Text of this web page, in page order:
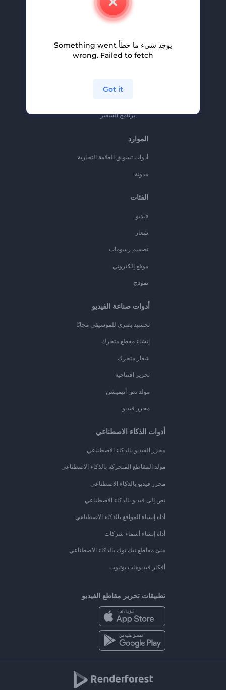
المساعدة والدعم
سياسة الخصوصية
برنامج السفير
الموارد
أدوات تسويق العلامة التجارية
مدونة
الفئات
فيديو
شعار
تصميم رسومات
موقع إلكتروني
نموذج
أدوات صناعة الفيديو
تجسيد بصري للموسيقى مجانًا
إنشاء مقطع متحرك
شعار متحرك
تحرير افتتاحية
مولد نص أنيميشن
محرر فيديو
أدوات الذكاء الاصطناعي
محرر الفيديو بالذكاء الاصطناعي
مولد المقاطع المتحركة بالذكاء الاصطناعي
محرر فيديو بالذكاء الاصطناعي
نص إلى فيديو بالذكاء الاصطناعي
أداة إنشاء المواقع بالذكاء الاصطناعي
أداة إنشاء أسماء شركات
منئ مقاطع تيك توك بالذكاء الاصطناعي
أفكار فيديوهات يوتيوب
تطبيقات تحرير مقاطع الفيديو
يوجد شيء ما خطأ Something went
wrong. Failed to fetch
Got it